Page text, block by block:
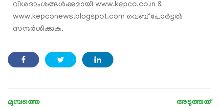
വിശദാംശങ്ങൾക്കുമായി www.kepco.co.in &
www.kepconews.blogspot.com വെബ് പോർട്ടൽ
സന്ദർശിക്കുക.